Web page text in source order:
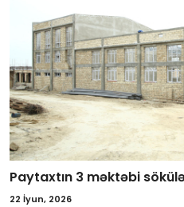
Paytaxtın 3 məktəbi
22 İyun, 2026